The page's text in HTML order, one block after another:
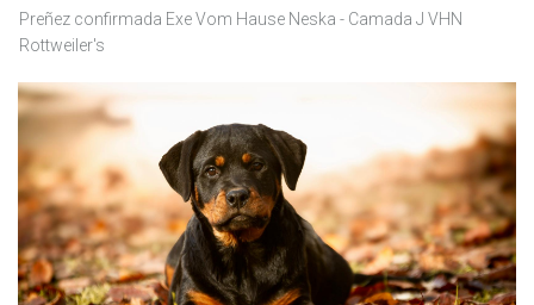
Preñez confirmada Exe Vom Hause Neska - Camada J VHN
Rottweiler's